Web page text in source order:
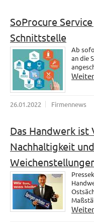
SoProcure
Schnittstelle
Ab
an die
26.01.2022 Firmennews
Das Handwerk ist
Nachhaltigkeit